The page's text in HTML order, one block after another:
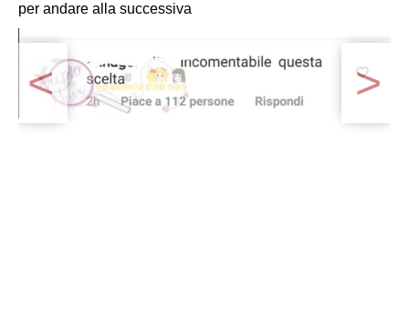
per andare alla successiva
< >